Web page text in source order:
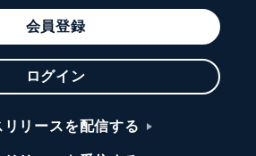
会員登録
ログイン
リリースを配信する